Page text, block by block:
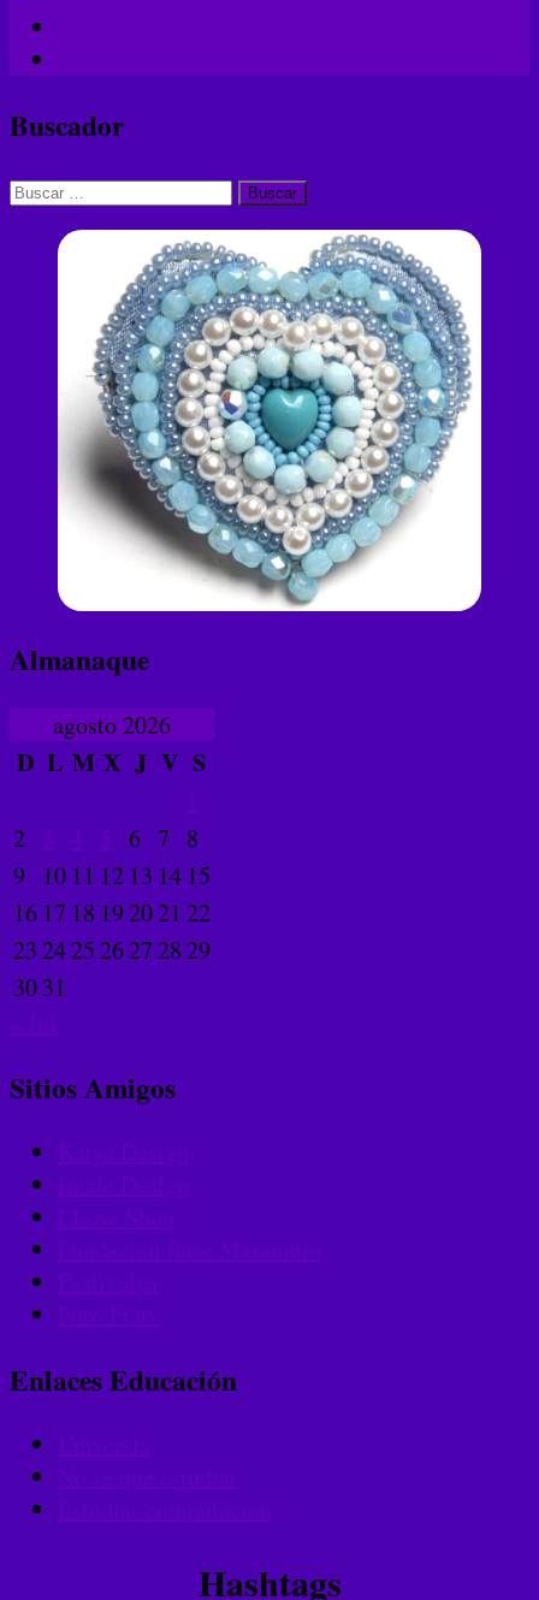
Buscador
Buscar:
Almanaque
agosto 2026
D L M X J V S
2
6 7 8
9
10 11 12 13 14 15
16 17 18 192021 22
23242526272829
3031
Sitios Amigos
Enlaces Educación
Hashtags